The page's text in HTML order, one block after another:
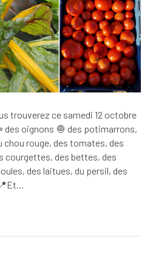
trouverez ce samedi 12 octobre
des oignons 🧅 des potimarrons,
chou rouge, des tomates, des
courgettes, des bettes, des
des laitues, du persil, des